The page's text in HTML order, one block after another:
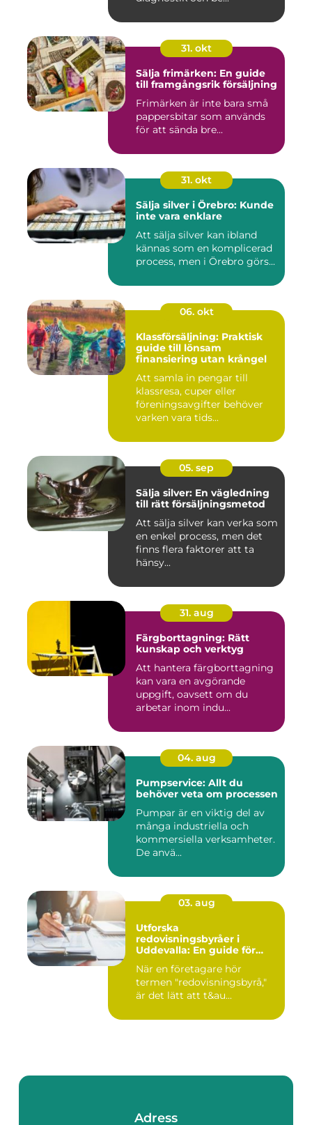
31. okt
Sälja frimärken: En guide
till framgångsrik försäljning
Frimärken är inte bara små
pappersbitar som används
för att sända bre...
31. okt
Sälja silver i Örebro: Kunde
inte vara enklare
Att sälja silver kan ibland
kännas som en komplicerad
process, men i Örebro görs...
06. okt
Klassförsäljning: Praktisk
guide till lönsam
finansiering utan krångel
Att samla in pengar till
klassresa, cuper eller
föreningsavgifter behöver
varken vara tids...
05. sep
Sälja silver: En vägledning
till rätt försäljningsmetod
Att sälja silver kan verka som
en enkel process, men det
finns flera faktorer att ta
hänsy...
31. aug
Färgborttagning: Rätt
kunskap och verktyg
Att hantera färgborttagning
kan vara en avgörande
uppgift, oavsett om du
arbetar inom indu...
04. aug
Pumpservice: Allt du
behöver veta om processen
Pumpar är en viktig del av
många industriella och
kommersiella verksamheter.
De anvä...
03. aug
Utforska
redovisningsbyråer i
Uddevalla: En guide för
När en företagare hör
termen "redovisningsbyrå,"
är det lätt att t&au...
Adress